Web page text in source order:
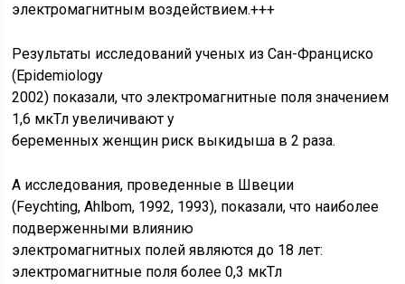
электромагнитным воздействием.+++
Результаты исследований ученых из Сан-Франциско
(Epidemiology
2002) показали, что электромагнитные поля значением
1,6 мкТл увеличивают у
беременных женщин риск выкидыша в 2 раза.
А исследования, проведенные в Швеции
(Feychting, Ahlbom, 1992, 1993), показали, что наиболее
подверженными влиянию
электромагнитных полей являются до 18 лет:
электромагнитные поля более 0,3 мкТл